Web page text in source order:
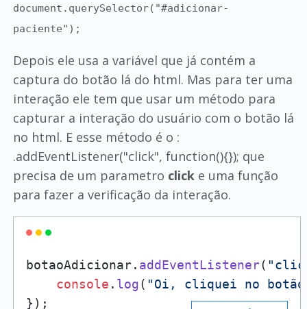
document.querySelector("#adicionar-
paciente");
Depois ele usa a variável que já contém a
captura do botão lá do html. Mas para ter uma
interação ele tem que usar um método para
capturar a interação do usuário com o botão lá
no html. E esse método é o :
.addEventListener("click", function(){}); que
precisa de um parametro clicke uma função
para fazer a verificação da interação.
botaoAdicionar. addEventListener(
console . log( "Oi, cliquei no
});